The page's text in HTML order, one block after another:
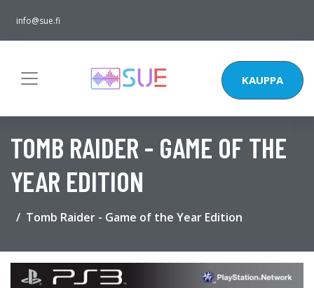
info@sue.fi
KAUPPA
TOMB RAIDER - GAME OF THE
YEAR EDITION
Tomb Raider - Game of the Year Edition